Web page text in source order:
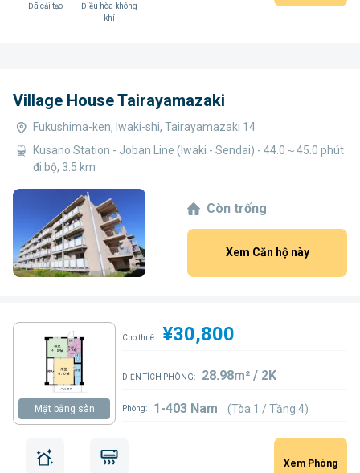
Đã cải tạo
Điều hòa không
khí
Village House Tairayamazaki
Fukushima-ken, Iwaki-shi, Tairayamazaki 14
Kusano Station - Joban Line (Iwaki - Sendai) - 44.0～45.0 phút
đi bộ, 3.5 km
Còn trống
Xem Căn hộ này
Mặt bằng sàn
Cho thuê: ¥30,800
DIỆN TÍCH PHÒNG: 28.98m² / 2K
Phòng: 1-403 Nam (Tòa 1 / Tầng 4)
Xem Phòng